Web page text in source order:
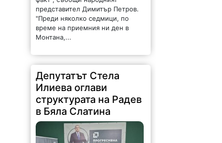
представител Димитър Петров.
"Преди няколко седмици, по
време на приемния ни ден в
Монтана,...
Депутатът Стела
Илиева оглави
структурата на Радев
в Бяла Слатина